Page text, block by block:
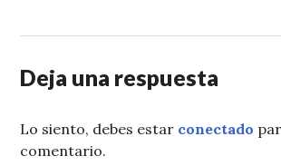
Deja una respuesta
Lo siento, debes estar conectado
comentario.